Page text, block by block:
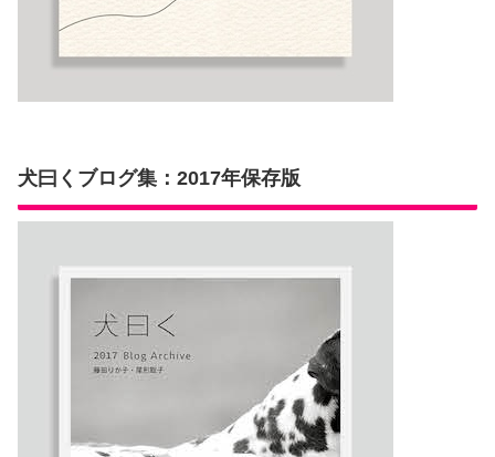
犬曰くブログ集：2017年保存版